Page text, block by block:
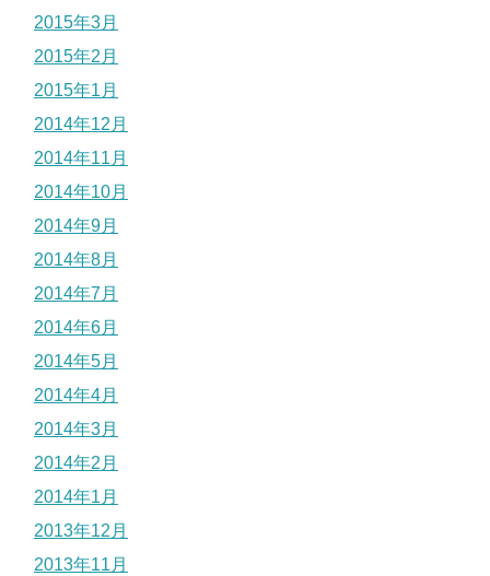
2015年3月
2015年2月
2015年1月
2014年12月
2014年11月
2014年10月
2014年9月
2014年8月
2014年7月
2014年6月
2014年5月
2014年4月
2014年3月
2014年2月
2014年1月
2013年12月
2013年11月